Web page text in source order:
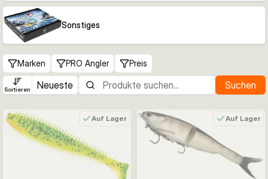
Sonstiges
Marken PRO Angler Preis
Sortieren Neueste Suchen
Auf Lager Auf Lager